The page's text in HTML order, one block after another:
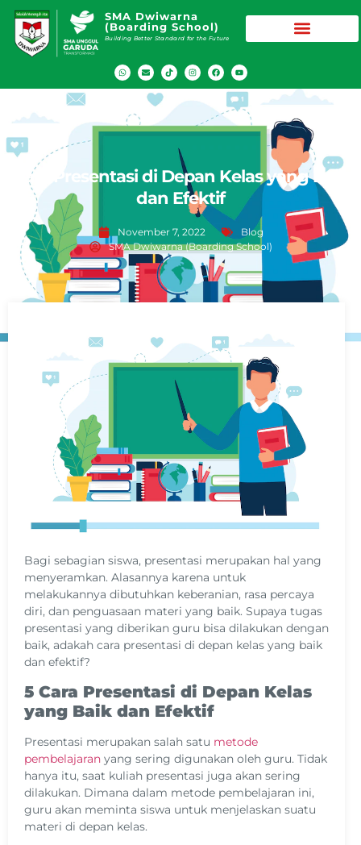
SMA Dwiwarna
(Boarding School)
Building Better Standard for the Future
Cara Presentasi di Depan Kelas yang Baik
dan Efektif
November 7, 2022
Blog
SMA Dwiwarna (Boarding School)
Bagi sebagian siswa, presentasi merupakan hal yang
menyeramkan. Alasannya karena untuk
melakukannya dibutuhkan keberanian, rasa percaya
diri, dan penguasaan materi yang baik. Supaya tugas
presentasi yang diberikan guru bisa dilakukan dengan
baik, adakah cara presentasi di depan kelas yang baik
dan efektif?
5 Cara Presentasi di Depan Kelas
yang Baik dan Efektif
Presentasi merupakan salah satu metode
pembelajaran yang sering digunakan oleh guru. Tidak
hanya itu, saat kuliah presentasi juga akan sering
dilakukan. Dimana dalam metode pembelajaran ini,
guru akan meminta siswa untuk menjelaskan suatu
materi di depan kelas.